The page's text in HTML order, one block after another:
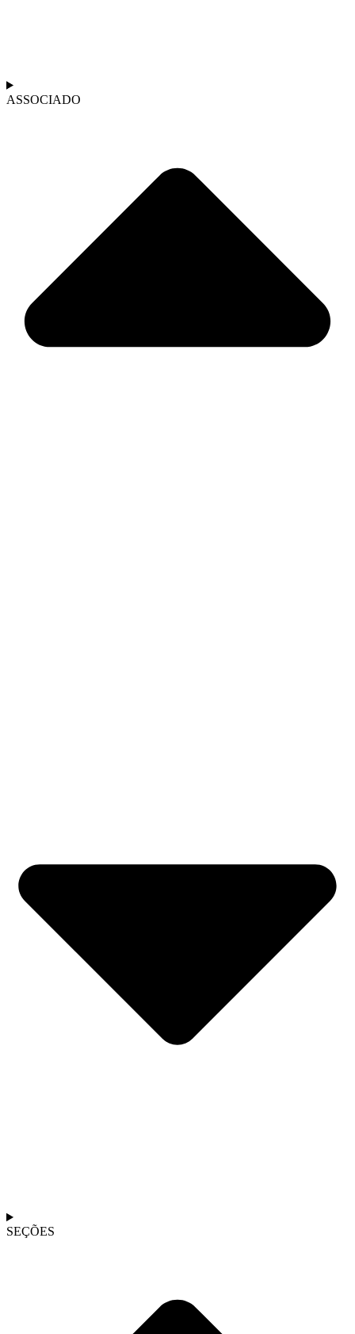
ASSOCIADO
SEÇÕES